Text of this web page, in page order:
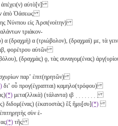
ἀπέχει(ν) αὐτὸ[ν]
ἀπὸ Ὀάσεως
Νύνπου εἰς Ἀρσι(νοίτην)
τριάκον-
α (δραχμὴ) α (τριώβολον) , (δραχμαὶ) με , τὰ
ιβ , φορέτρου αὐτῶν
, (δραχμὰς) ϙ , τὰς συναγομ(ένας)
παρʼ ἐπιτ(ηρητῶν)
διʼ οὗ προγ(έγραπται) κ̣αμηλο(τρόφου)
(*) μετα(λλικὰ) (τάλαντα) ιβ ̣ ̣ ̣ ̣ ̣ ̣ ̣ ̣
(ἑκατοστὰς) ἓξ ἥμ̣υ̣[συ](*)
σὺν ἑ-
(*) τῆς